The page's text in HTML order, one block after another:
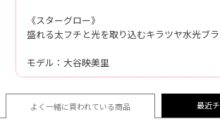
《スターグロー》
盛れる太フチと光を取り込むキラツヤ水光ブ
モデル：大谷映美里
よく一緒に買われている商品 最近